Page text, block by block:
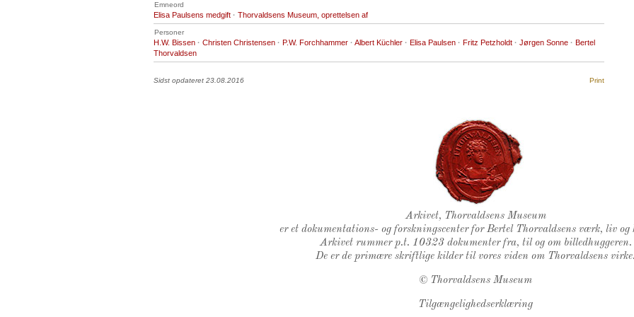
Emneord
Elisa Paulsens medgift · Thorvaldsens Museum, oprettelsen af
Personer
H.W. Bissen · Christen Christensen · P.W. Forchhammer · Albert Küchler · Elisa Paulsen · Fritz Petzholdt · Jørgen Sonne · Bertel
Thorvaldsen
Sidst opdateret 23.08.2016 Print
Thorvaldsens Segl
Arkivet, Thorvaldsens Museum
er et dokumentations- og forskningscenter for Bertel Thorvaldsens værk, liv og
Arkivet rummer p.t. 10323 dokumenter fra, til og om billedhuggeren.
De er de primære skriftlige kilder til vores viden om Thorvaldsens virke.
© Thorvaldsens Museum
Tilgængelighedserklæring